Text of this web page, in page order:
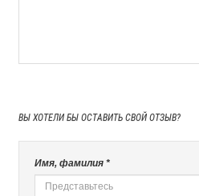
ВЫ ХОТЕЛИ БЫ ОСТАВИТЬ СВОЙ ОТЗЫВ?
Имя, фамилия *